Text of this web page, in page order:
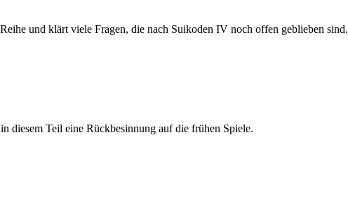
und klärt viele Fragen, die nach Suikoden IV noch offen geblieben sind.
diesem Teil eine Rückbesinnung auf die frühen Spiele.